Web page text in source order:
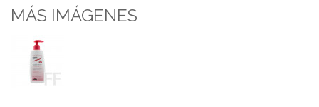
MÁS IMÁGENES